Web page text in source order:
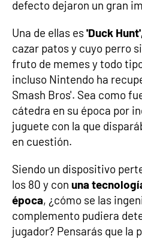
defecto dejaron un gran
Una de ellas es'Duck
cazar patos y cuyo perro
fruto de memes y todo
incluso Nintendo ha
Smash Bros'. Sea como
cátedra en su época por
juguete con la que
en cuestión.
Siendo un dispositivo
los 80 y con una
época, ¿cómo se las
complemento pudiera
jugador? Pensarás que la